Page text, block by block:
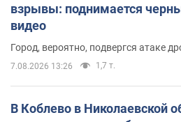
взрывы: поднимается
видео
Город, вероятно, подвергся атаке
7.08.2026 13:26 1,7 т.
В Коблево в Николаевской